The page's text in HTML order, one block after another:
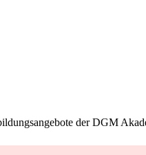
der DGM